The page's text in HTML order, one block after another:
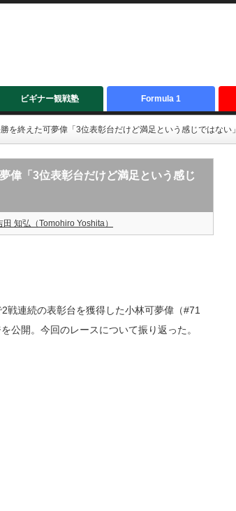
ビギナー観戦塾 Formula 1
を終えた可夢偉「3位表彰台だけど満足という感じではない」
偉「3位表彰台だけど満足という感じ
田 知弘（Tomohiro Yoshita）
戦連続の表彰台を獲得した小林可夢偉（#71
公開。今回のレースについて振り返った。